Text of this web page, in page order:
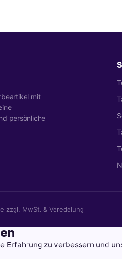
mit
persönliche
zzgl. MwSt. & Veredelung
Erfahrung zu verbessern und